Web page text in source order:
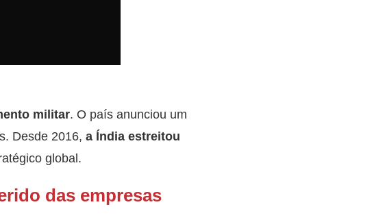
militar. O país anunciou um
Desde 2016, a Índia estreitou
global.
das empresas